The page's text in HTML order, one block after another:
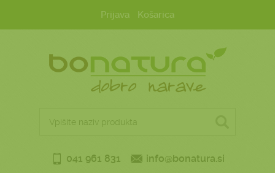
Prijava Košarica
041 961 831 info@bonatura.si